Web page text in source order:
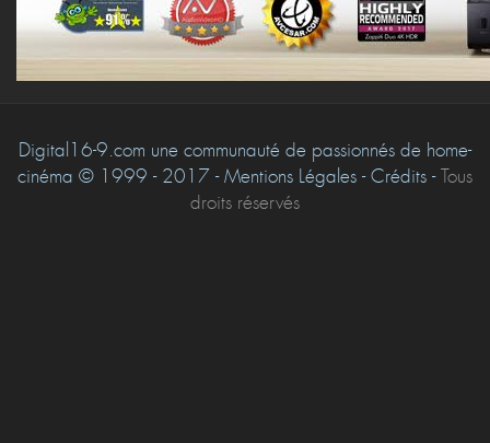
Digital16-9.com une communauté de passionnés de home-
cinéma © 1999 - 2017 - Mentions Légales - Crédits -Tous
droits réservés